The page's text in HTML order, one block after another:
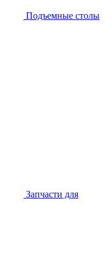
Подъемные столы
Запчасти для